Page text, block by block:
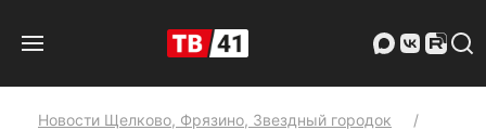
Новости Щелково, Фрязино, Звездный городок